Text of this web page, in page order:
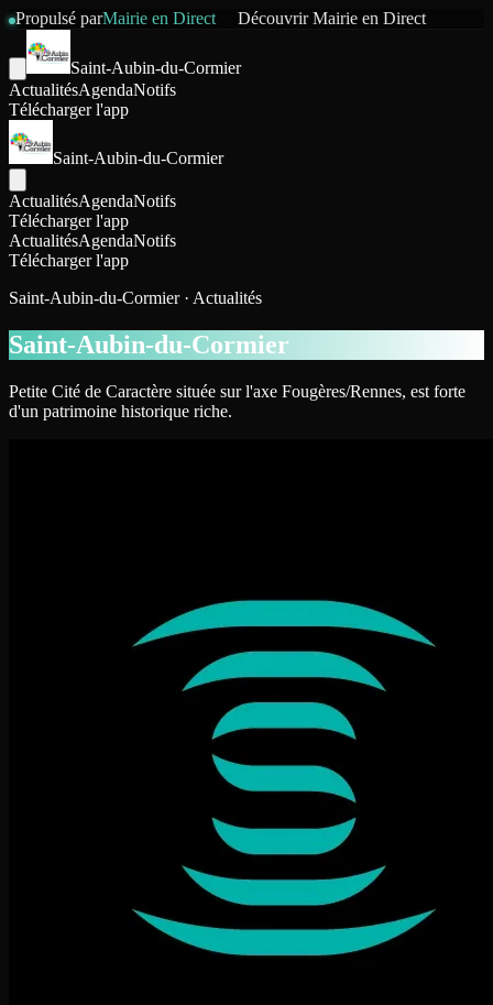
Propulsé parMairie en Direct DécouvrirMairie en Direct
Saint-Aubin-du-Cormier
ActualitésAgendaNotifs
Télécharger l'app
Saint-Aubin-du-Cormier
ActualitésAgendaNotifs
Télécharger l'app
ActualitésAgendaNotifs
Télécharger l'app
Saint-Aubin-du-Cormier · Actualités
Saint-Aubin-du-Cormier
Petite Cité de Caractère située sur l'axe Fougères/Rennes, est forte
d'un patrimoine historique riche.